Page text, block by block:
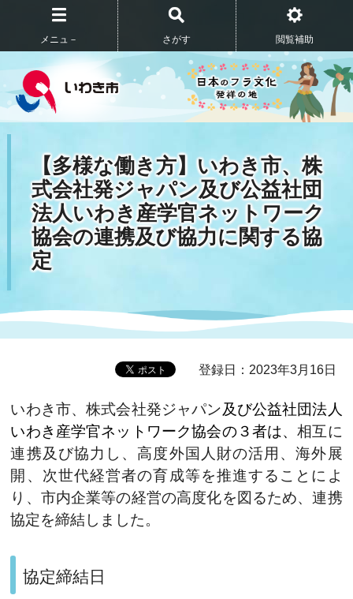
メニュ－ さがす 閲覧補助
【多様な働き方】いわき市、株
式会社発ジャパン及び公益社団
法人いわき産学官ネットワーク
協会の連携及び協力に関する協
定
登録日：2023年3月16日
いわき市、株式会社発ジャパン及び公益社団法人
いわき産学官ネットワーク協会の３者は、相互に
連携及び協力し、高度外国人財の活用、海外展
開、次世代経営者の育成等を推進することによ
り、市内企業等の経営の高度化を図るため、連携
協定を締結しました。
協定締結日